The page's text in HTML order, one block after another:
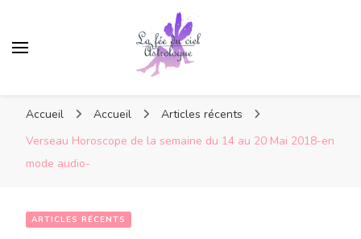
Accueil Accueil
Articles récents
Verseau Horoscope de la semaine du 14 au 20 Mai 2018-en
mode audio-
ARTICLES RÉCENTS